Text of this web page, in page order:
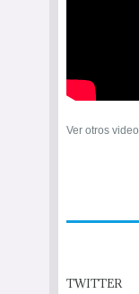
Ver otros
TWITTER